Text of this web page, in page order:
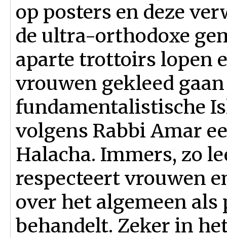
op posters en deze
de ultra-orthodoxe
aparte trottoirs lopen
vrouwen gekleed
fundamentalistische
volgens Rabbi Amar
Halacha. Immers, zo
respecteert vrouwen
over het algemeen
behandelt. Zeker in